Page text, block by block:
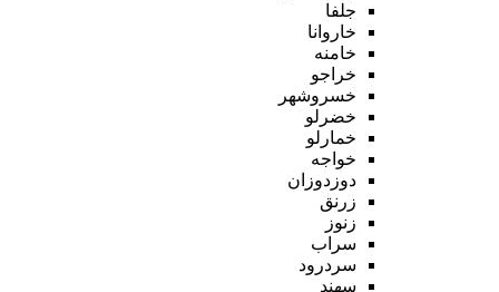
جلفا
خاروانا
خامنه
خراجو
خسروشهر
خضرلو
خمارلو
خواجه
دوزدوزان
زرنق
زنوز
سراب
سردرود
سهند